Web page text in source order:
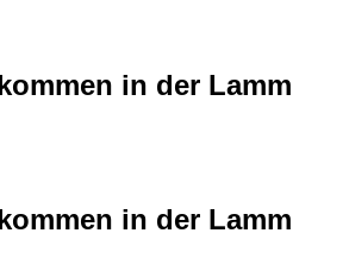
in der Lamm
in der Lamm